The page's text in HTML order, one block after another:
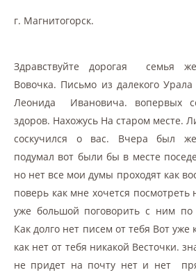
г. Магнитогорск.
Здравствуйте дорогая семья
Вовочка. Письмо из далекого
Леонида Ивановича. вопервых
здоров. Нахожусь На старом месте.
соскучился о вас. Вчера был
подумал вот были бы в месте
но нет все мои думы проходят как
поверь как мне хочется посмотреть
уже большой поговорить с ним по
Как долго нет писем от тебя Вот
как нет от тебя никакой Весточки.
не придет на почту нет и нет